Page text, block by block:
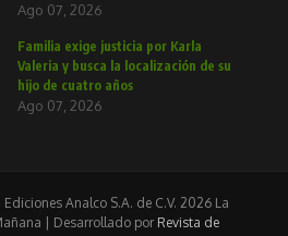
Ago 07, 2026
Familia exige justicia por Karla
Valeria y busca la localización de su
hijo de cuatro años
Ago 07, 2026
Analco S.A. de C.V. 2026 La
| Desarrollado por Revista de